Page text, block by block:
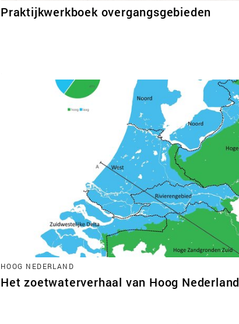
Praktijkwerkboek overgangsgebieden
HOOG NEDERLAND
Het zoetwaterverhaal van Hoog Nederland